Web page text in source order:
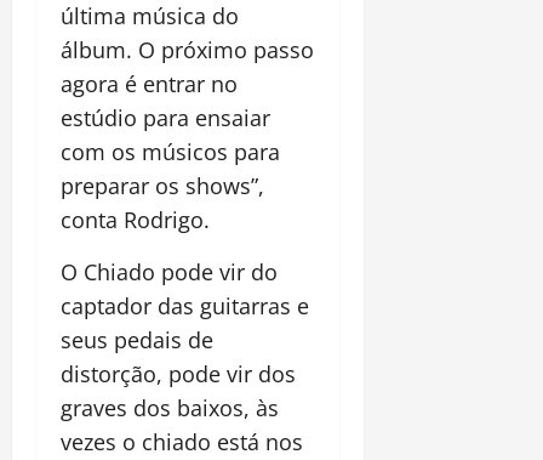
última música do
álbum. O próximo passo
agora é entrar no
estúdio para ensaiar
com os músicos para
preparar os shows”,
conta Rodrigo.
O Chiado pode vir do
captador das guitarras e
seus pedais de
distorção, pode vir dos
graves dos baixos, às
vezes o chiado está nos